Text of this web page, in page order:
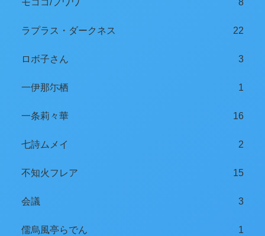
モココ/フワワ 8
ラプラス・ダークネス 22
ロボ子さん 3
一伊那尓栖 1
一条莉々華 16
七詩ムメイ 2
不知火フレア 15
会議 3
儒烏風亭らでん 1